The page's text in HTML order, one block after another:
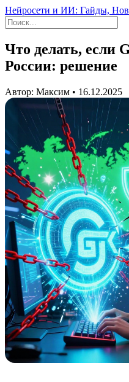
Нейросети и ИИ: Гайды,
Что делать, если
России: решение
Автор: Максим • 16.12.2025